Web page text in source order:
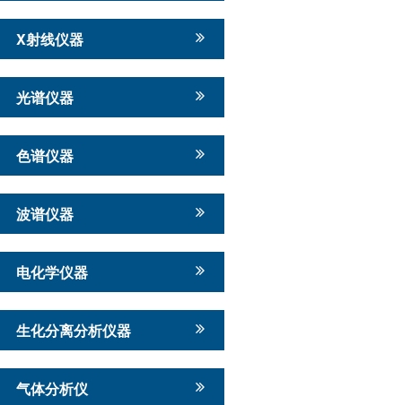
X射线仪器
光谱仪器
色谱仪器
波谱仪器
电化学仪器
生化分离分析仪器
气体分析仪